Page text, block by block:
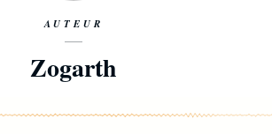
AUTEUR
Zogarth